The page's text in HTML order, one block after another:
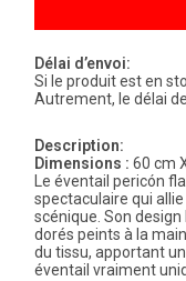
Délai d’envoi:
Si le produit est en
Autrement, le délai
Description:
Dimensions : 60 cm
Le éventail pericón
spectaculaire qui
scénique. Son
dorés peints à la
du tissu, apportant
éventail vraiment